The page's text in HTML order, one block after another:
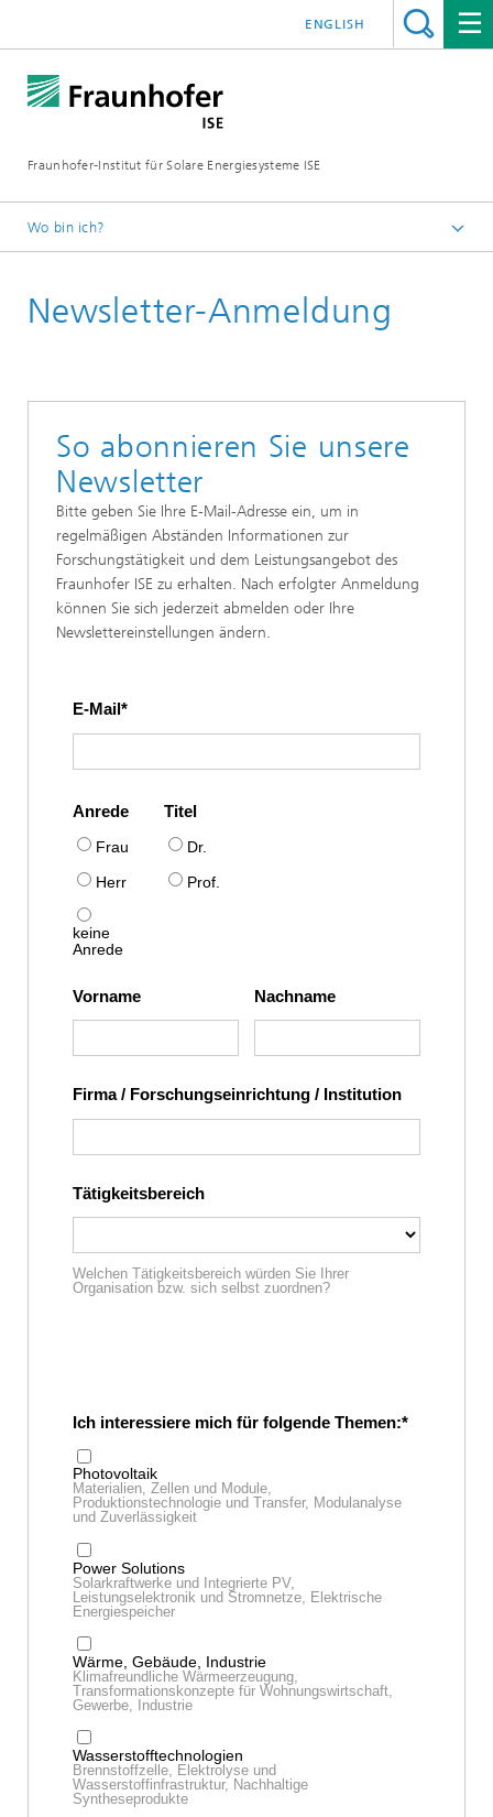
Fraunhofer-Institut für Solare Energiesysteme ISE
ENGLISH
Wo bin ich?
Presse
Newsletter-Anmeldung
So abonnieren Sie unsere
Newsletter
Bitte geben Sie Ihre E-Mail-Adresse ein, um in
regelmäßigen Abständen Informationen zur
Forschungstätigkeit und dem Leistungsangebot des
Fraunhofer ISE zu erhalten. Nach erfolgter Anmeldung
können Sie sich jederzeit abmelden oder Ihre
Newslettereinstellungen ändern.
E-Mail
Anrede
Frau
Herr
keine
Anrede
Titel
Dr.
Prof.
Vorname Nachname
Firma / Forschungseinrichtung / Institution
Tätigkeitsbereich
Welchen Tätigkeitsbereich würden Sie Ihrer
Organisation bzw. sich selbst zuordnen?
Ich interessiere mich für folgende Themen:
Photovoltaik
Materialien, Zellen und Module,
Produktionstechnologie und Transfer, Modulanalyse
und Zuverlässigkeit
Power Solutions
Solarkraftwerke und Integrierte PV,
Leistungselektronik und Stromnetze, Elektrische
Energiespeicher
Wärme, Gebäude, Industrie
Klimafreundliche Wärmeerzeugung,
Transformationskonzepte für Wohnungswirtschaft,
Gewerbe, Industrie
Wasserstofftechnologien
Brennstoffzelle, Elektrolyse und
Wasserstoffinfrastruktur, Nachhaltige
Syntheseprodukte